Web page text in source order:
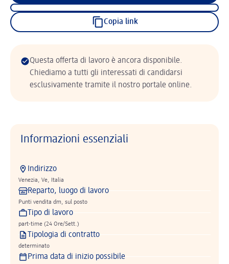
Copia link
Questa offerta di lavoro è ancora disponibile.
Chiediamo a tutti gli interessati di candidarsi
esclusivamente tramite il nostro portale online.
Informazioni essenziali
Indirizzo
Venezia, Ve, Italia
Reparto, luogo di lavoro
Punti vendita dm, sul posto
Tipo di lavoro
part-time (24 Ore/Sett.)
Tipologia di contratto
determinato
Prima data di inizio possibile